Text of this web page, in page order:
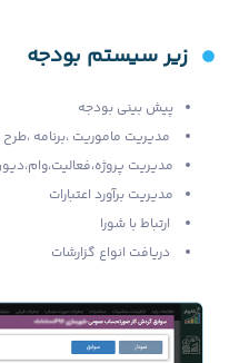
زیر سیستم بودجه
پیش بینی بودجه
مدیریت ماموریت ،برنامه
مدیریت
مدیریت برآورد اعتبارات
ارتباط با شورا
دریافت انواع گزارشات